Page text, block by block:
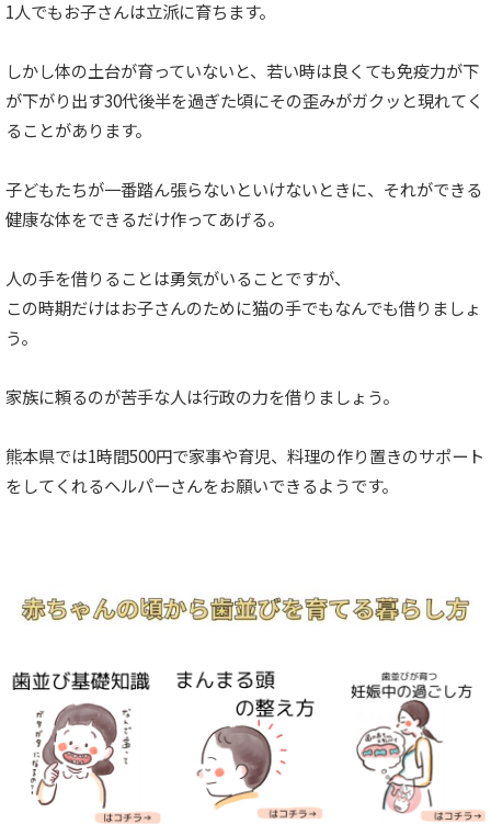
1人でもお子さんは立派に育ちます。
しかし体の土台が育っていないと、若い時は良くても免疫力が下
が下がり出す30代後半を過ぎた頃にその歪みがガクッと現れてく
ることがあります。
子どもたちが一番踏ん張らないといけないときに、それができる
健康な体をできるだけ作ってあげる。
人の手を借りることは勇気がいることですが、
この時期だけはお子さんのために猫の手でもなんでも借りましょ
う。
家族に頼るのが苦手な人は行政の力を借りましょう。
熊本県では1時間500円で家事や育児、料理の作り置きのサポート
をしてくれるヘルパーさんをお願いできるようです。